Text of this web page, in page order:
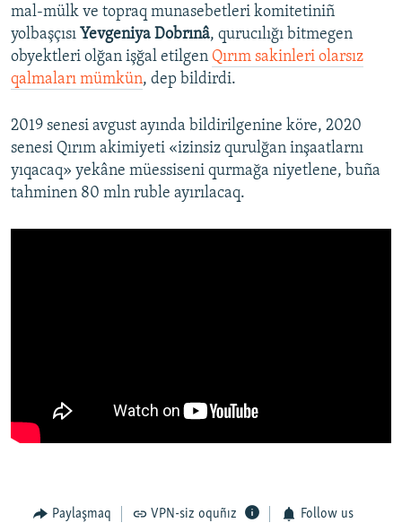
mal-mülk ve topraq munasebetleri komitetiniñ
yolbaşçısı Yevgeniya Dobrınâ, qurucılığı bitmegen
obyektleri olğan işğal etilgen Qırım sakinleri olarsız
qalmaları mümkün, dep bildirdi.
2019 senesi avgust ayında bildirilgenine köre, 2020
senesi Qırım akimiyeti «izinsiz qurulğan inşaatlarnı
yıqacaq» yekâne müessiseni qurmağa niyetlene, buña
tahminen 80 mln ruble ayırılacaq.
Paylaşmaq VPN-siz oquñız Follow us